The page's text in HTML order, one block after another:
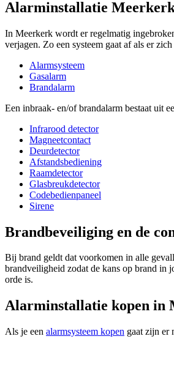
Alarminstallatie
In Meerkerk wordt er regelmatig
verjagen. Zo een systeem gaat af als er
Alarmsysteem
Gasalarm
Brandalarm
Een inbraak- en/of brandalarm bestaat uit
Infrarood detector
Magneetcontact
Deurdetector
Afstandsbediening
Raamdetector
Glasbreukdetector
Codebedienpaneel
Sirene
Brandbeveiliging en de
Bij brand geldt dat voorkomen in alle
brandveiligheid zodat de kans op brand in
orde is.
Alarminstallatie kopen in
Als je een alarmsysteem kopen gaat zijn er